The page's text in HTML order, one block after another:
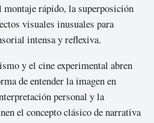
rápido, la superposición
visuales inusuales para
intensa y reflexiva.
y el cine experimental abren
de entender la imagen en
personal y la
el concepto clásico de narrativa